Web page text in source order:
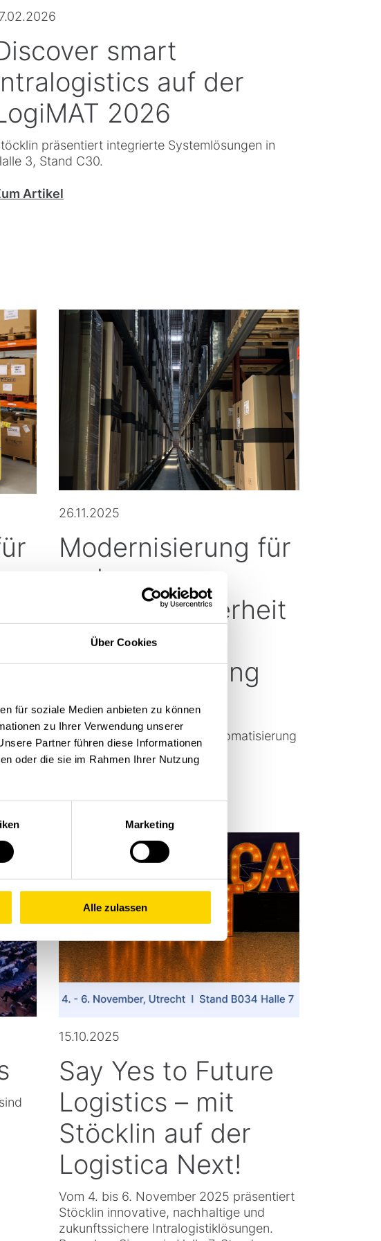
Über Cookies
für soziale Medien anbieten zu können
zu Ihrer Verwendung unserer
Partner führen diese Informationen
oder die sie im Rahmen Ihrer Nutzung
Marketing
Alle zulassen
smart
auf der
2026
präsentiert integrierte Systemlösungen in
3, Stand C30.
Artikel
26.11.2025
Modernisierung für
mehr
Zukunftssicherheit
durch
Automatisierung
Modernisierung bei Rittal: Elf
Regalbediengeräte für mehr
Zukunftssicherheit durch Automatisierung
und Digitalisierung
15.10.2025
Say Yes to Future
Logistics – mit
Stöcklin auf der
Logistica Next!
Vom 4. bis 6. November 2025 präsentiert
Stöcklin innovative, nachhaltige und
zukunftssichere Intralogistiklösungen.